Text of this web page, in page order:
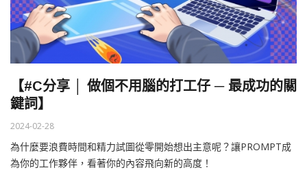
【#C分享 │ 做個不用腦的打工仔 ─ 最成功的關
鍵詞】
2024-02-28
為什麼要浪費時間和精力試圖從零開始想出主意呢？讓PROMPT成
為你的工作夥伴，看著你的內容飛向新的高度！